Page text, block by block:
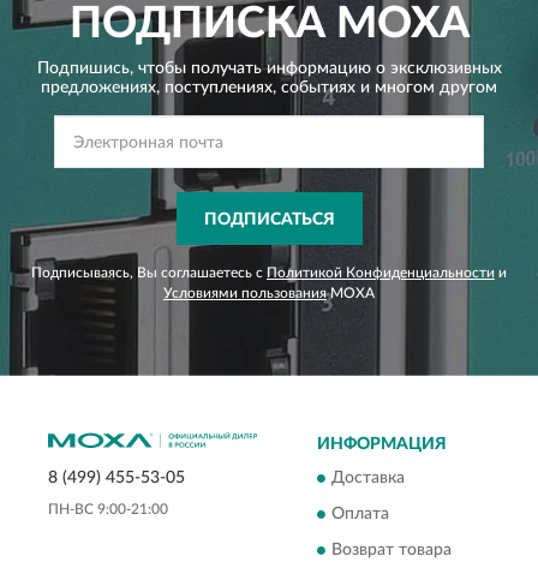
ПОДПИСКАMOXA
Подпишись, чтобы получать информацию о эксклюзивных
предложениях, поступлениях, событиях и многом другом
ПОДПИСАТЬСЯ
Подписываясь, Вы соглашаетесь с Политикой Конфиденциальности и
Условиями пользованияMOXA
8 (499) 455-53-05
ПН-ВС 9:00-21:00
ИНФОРМАЦИЯ
Доставка
Оплата
Возврат товара